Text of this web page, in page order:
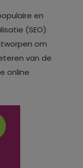
en
(SEO)
om
van de
online